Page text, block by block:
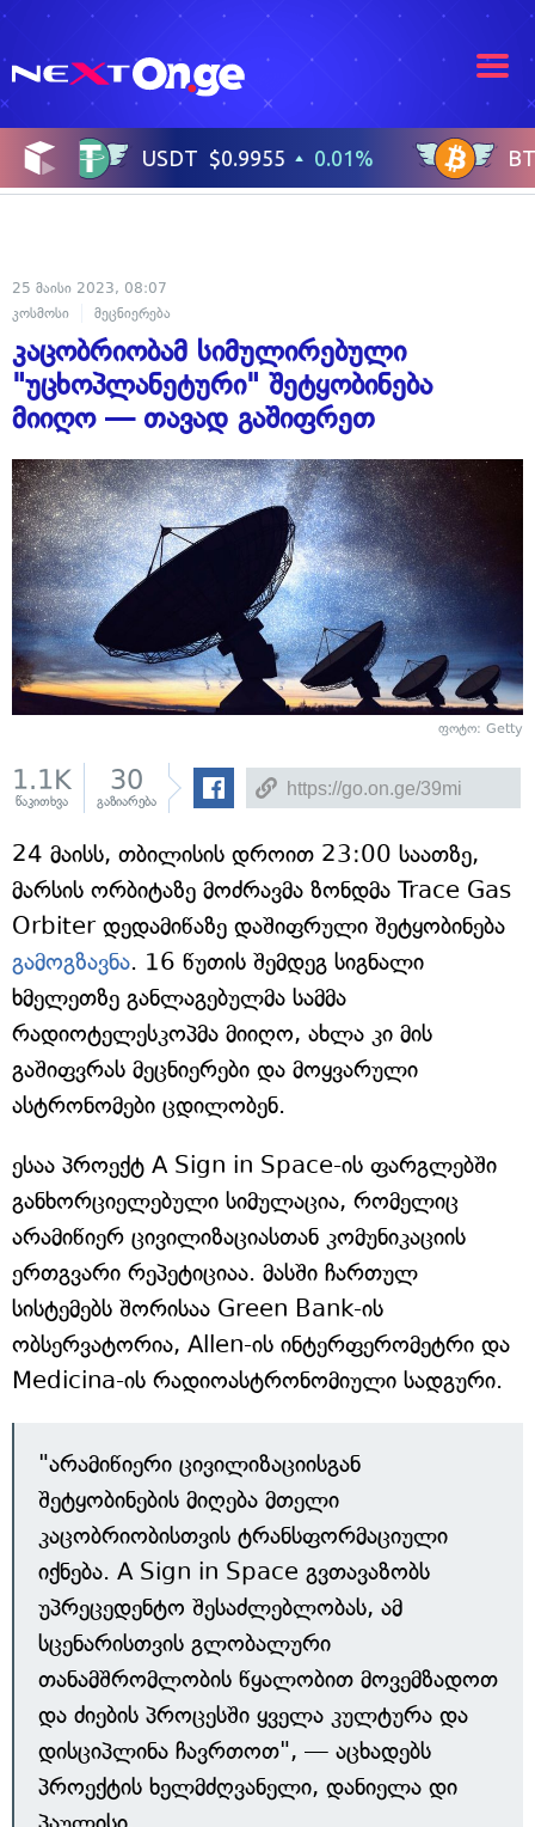
25 მაისი 2023, 08:07
კოსმოსი
მეცნიერება
კაცობრიობამ სიმულირებული
"უცხოპლანეტური" შეტყობინება
მიიღო — თავად გაშიფრეთ
ფოტო: Getty
1.1K
წაკითხვა
30
გაზიარება
24 მაისს, თბილისის დროით 23:00 საათზე,
მარსის ორბიტაზე მოძრავმა ზონდმა Trace Gas
Orbiter დედამიწაზე დაშიფრული შეტყობინება
გამოგზავნა. 16 წუთის შემდეგ სიგნალი
ხმელეთზე განლაგებულმა სამმა
რადიოტელესკოპმა მიიღო, ახლა კი მის
გაშიფვრას მეცნიერები და მოყვარული
ასტრონომები ცდილობენ.
ესაა პროექტ A Sign in Space-ის ფარგლებში
განხორციელებული სიმულაცია, რომელიც
არამიწიერ ცივილიზაციასთან კომუნიკაციის
ერთგვარი რეპეტიციაა. მასში ჩართულ
სისტემებს შორისაა Green Bank-ის
ობსერვატორია, Allen-ის ინტერფერომეტრი და
Medicina-ის რადიოასტრონომიული სადგური.
"არამიწიერი ცივილიზაციისგან
შეტყობინების მიღება მთელი
კაცობრიობისთვის ტრანსფორმაციული
იქნება. A Sign in Space გვთავაზობს
უპრეცედენტო შესაძლებლობას, ამ
სცენარისთვის გლობალური
თანამშრომლობის წყალობით მოვემზადოთ
და ძიების პროცესში ყველა კულტურა და
დისციპლინა ჩავრთოთ", — აცხადებს
პროექტის ხელმძღვანელი, დანიელა დი